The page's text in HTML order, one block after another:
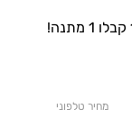
מחיר טלפוני